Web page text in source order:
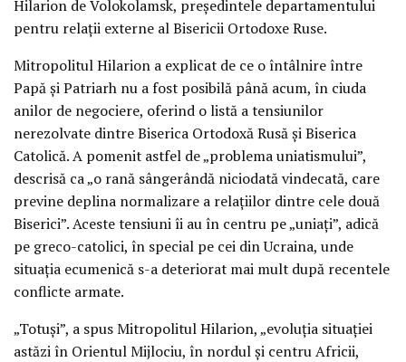
Hilarion de Volokolamsk, președintele departamentului
pentru relații externe al Bisericii Ortodoxe Ruse.
Mitropolitul Hilarion a explicat de ce o întâlnire între
Papă și Patriarh nu a fost posibilă până acum, în ciuda
anilor de negociere, oferind o listă a tensiunilor
nerezolvate dintre Biserica Ortodoxă Rusă și Biserica
Catolică. A pomenit astfel de „problema uniatismului”,
descrisă ca „o rană sângerândă niciodată vindecată, care
previne deplina normalizare a relațiilor dintre cele două
Biserici”. Aceste tensiuni îi au în centru pe „uniați”, adică
pe greco-catolici, în special pe cei din Ucraina, unde
situația ecumenică s-a deteriorat mai mult după recentele
conflicte armate.
„Totuși”, a spus Mitropolitul Hilarion, „evoluția situației
astăzi în Orientul Mijlociu, în nordul și centru Africii,